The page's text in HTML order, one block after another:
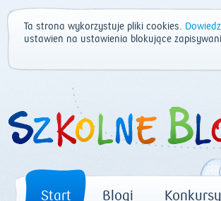
Ta strona wykorzystuje pliki cookies.
ustawień na ustawienia blokujące
Start Blogi Konkursy